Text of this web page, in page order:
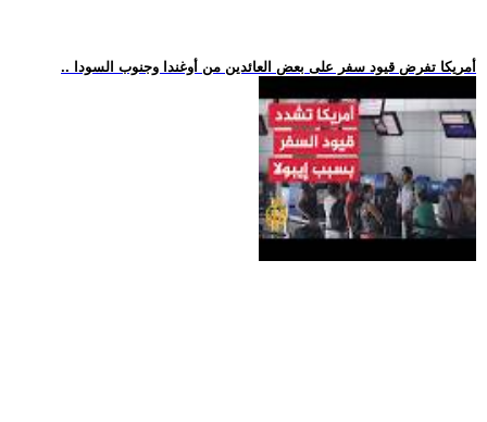
.. أمريكا تفرض قيود سفر على بعض العائدين من أوغندا وجنوب السودا